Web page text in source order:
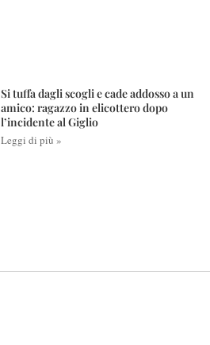
Si tuffa dagli scogli e cade addosso a un
amico: ragazzo in elicottero dopo
l’incidente al Giglio
Leggi di più »